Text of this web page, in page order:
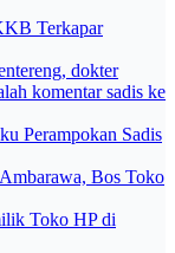
Terkapar
dokter
komentar sadis ke
Perampokan Sadis
Bos Toko
Toko HP di